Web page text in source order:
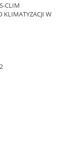
CLIM
KLIMATYZACJI W